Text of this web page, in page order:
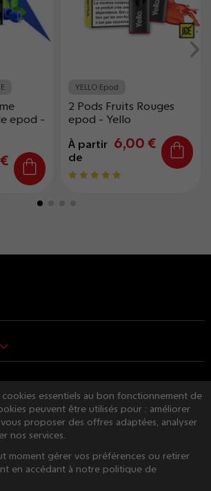
epod -
YELLO Epod
2 Pods Fruits Rouges
epod - Yello
À partir
de
6,00 €
cookies essentiels au bon fonctionnement de
peuvent être utilisés pour : améliorer
proposer des offres adaptées, analyser
nos services.
moment gérer vos préférences ou retirer
en accédant à notre politique de